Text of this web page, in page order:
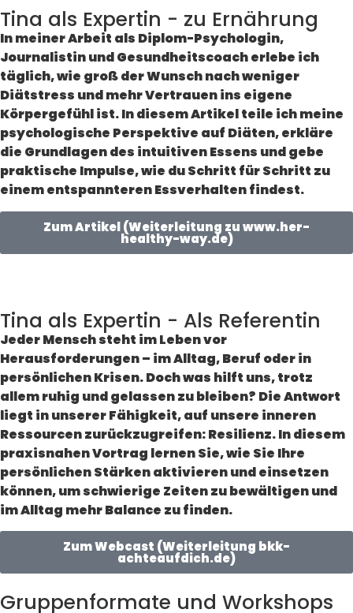
Tina als Expertin - zu Ernährung
In meiner Arbeit als Diplom-Psychologin,
Journalistin und Gesundheitscoach erlebe ich
täglich, wie groß der Wunsch nach weniger
Diätstress und mehr Vertrauen ins eigene
Körpergefühl ist. In diesem Artikel teile ich meine
psychologische Perspektive auf Diäten, erkläre
die Grundlagen des intuitiven Essens und gebe
praktische Impulse, wie du Schritt für Schritt zu
einem entspannteren Essverhalten findest.
Zum Artikel (Weiterleitung zu www.her-
healthy-way.de)
Tina als Expertin - Als Referentin
Jeder Mensch steht im Leben vor
Herausforderungen – im Alltag, Beruf oder in
persönlichen Krisen. Doch was hilft uns, trotz
allem ruhig und gelassen zu bleiben? Die Antwort
liegt in unserer Fähigkeit, auf unsere inneren
Ressourcen zurückzugreifen: Resilienz. In diesem
praxisnahen Vortrag lernen Sie, wie Sie Ihre
persönlichen Stärken aktivieren und einsetzen
können, um schwierige Zeiten zu bewältigen und
im Alltag mehr Balance zu finden.
Zum Webcast (Weiterleitung bkk-
achteaufdich.de)
Gruppenformate und Workshops